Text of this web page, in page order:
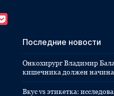
Последние новости
Онкохирург Владимир
кишечника должен
Вкус vs этикетка: